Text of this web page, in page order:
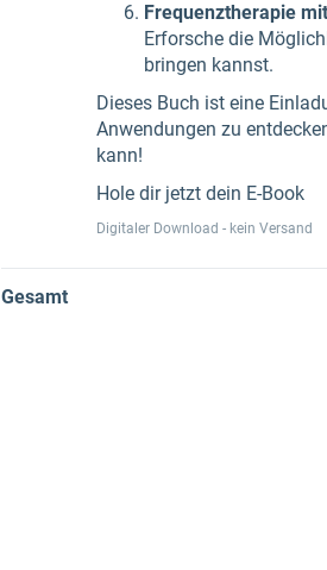
Frequenztherapie
Erforsche die
bringen kannst.
Dieses Buch ist eine
Anwendungen zu
kann!
Hole dir jetzt dein E-Book
Digitaler Download - kein Versand
Gesamt